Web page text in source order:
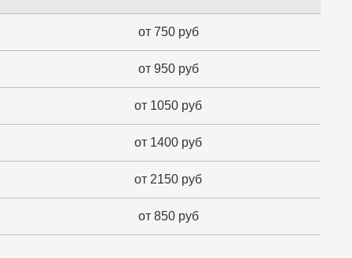
от 750 руб
от 950 руб
от 1050 руб
от 1400 руб
от 2150 руб
от 850 руб